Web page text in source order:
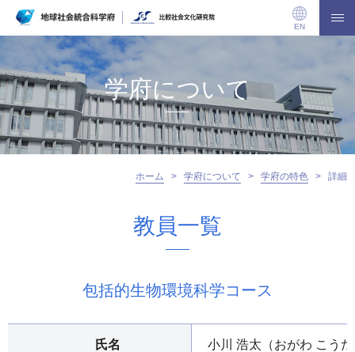
EN
学府について
ホーム > 学府について > 学府の特色 > 詳細
教員一覧
包括的生物環境科学コース
氏名 小川 浩太（おがわ こう